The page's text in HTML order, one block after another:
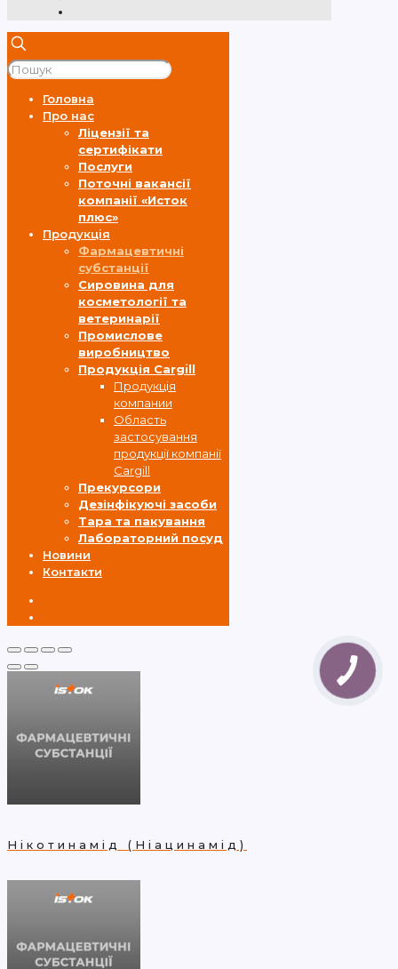
Головна
Про нас
Ліцензії та
сертифікати
Послуги
Поточні вакансії
компанії «Исток
плюс»
Продукція
Фармацевтичні
субстанції
Cировина для
косметології та
ветеринарії
Промислове
виробництво
Продукція Cargill
Продукція
компании
Область
застосування
продукції компанії
Cargill
Прекурсори
Дезінфікуючі засоби
Тара та пакування
Лабораторний посуд
Новини
Контакти
Нікотинамід (Ніацинамід)